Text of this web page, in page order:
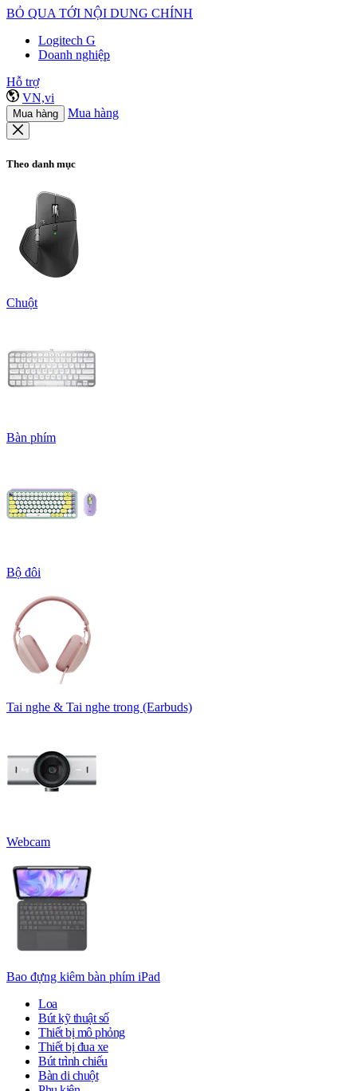
BỎ QUA TỚI NỘI DUNG CHÍNH
Logitech G
Doanh nghiệp
Hỗ trợ
VN,vi
Mua hàng Mua hàng
Theo danh mục
Chuột
Bàn phím
Bộ đôi
Tai nghe & Tai nghe trong (Earbuds)
Webcam
Bao đựng kiêm bàn phím iPad
Loa
Bút kỹ thuật số
Thiết bị mô phỏng
Thiết bị đua xe
Bút trình chiếu
Bàn di chuột